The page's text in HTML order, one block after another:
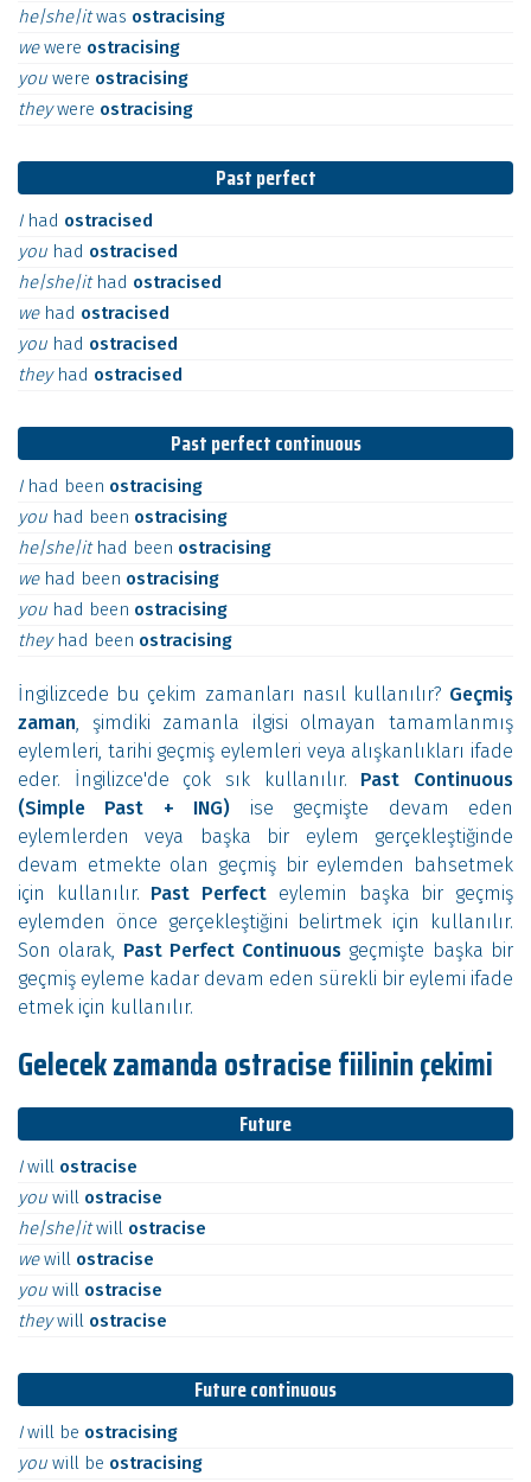
he|she|itwas ostracising
wewere ostracising
you were ostracising
theywere ostracising
Past perfect
I had ostracised
you had ostracised
he|she|it had ostracised
we had ostracised
you had ostracised
they had ostracised
Past perfect continuous
I had been ostracising
you had been ostracising
he|she|it had been ostracising
we had been ostracising
you had been ostracising
they had been ostracising
İngilizcede bu çekim zamanları nasıl kullanılır? Geçmiş
zaman, şimdiki zamanla ilgisi olmayan tamamlanmış
eylemleri, tarihi geçmiş eylemleri veya alışkanlıkları ifade
eder. İngilizce'de çok sık kullanılır. Past Continuous
(Simple Past + ING) ise geçmişte devam eden
eylemlerden veya başka bir eylem gerçekleştiğinde
devam etmekte olan geçmiş bir eylemden bahsetmek
için kullanılır. Past Perfect eylemin başka bir geçmiş
eylemden önce gerçekleştiğini belirtmek için kullanılır.
Son olarak, Past Perfect Continuous geçmişte başka bir
geçmiş eyleme kadar devam eden sürekli bir eylemi ifade
etmek için kullanılır.
Gelecek zamanda ostracise fiilinin çekimi
Future
Iwill ostracise
you will ostracise
he|she|itwill ostracise
wewill ostracise
you will ostracise
theywill ostracise
Future continuous
Iwill be ostracising
you will be ostracising